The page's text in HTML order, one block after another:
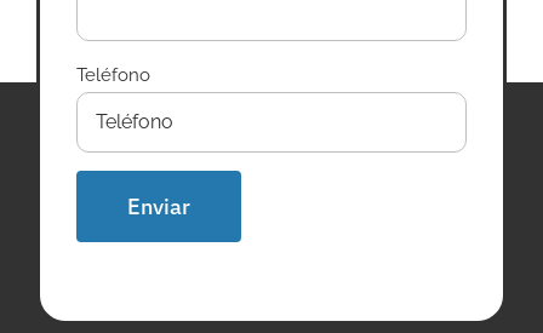
Teléfono